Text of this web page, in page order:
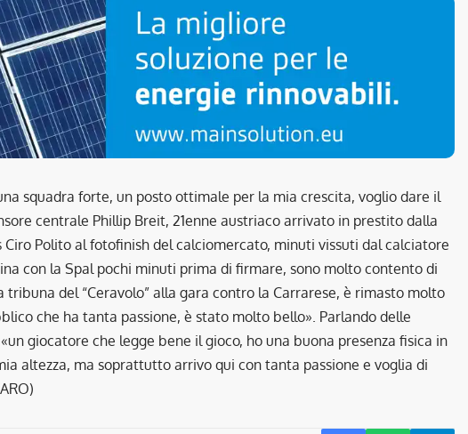
squadra forte, un posto ottimale per la mia crescita, voglio dare il
centrale Phillip Breit, 21enne austriaco arrivato in prestito dalla
Polito al fotofinish del calciomercato, minuti vissuti dal calciatore
con la Spal pochi minuti prima di firmare, sono molto contento di
tribuna del “Ceravolo” alla gara contro la Carrarese, è rimasto molto
che ha tanta passione, è stato molto bello». Parlando delle
giocatore che legge bene il gioco, ho una buona presenza fisica in
altezza, ma soprattutto arrivo qui con tanta passione e voglia di